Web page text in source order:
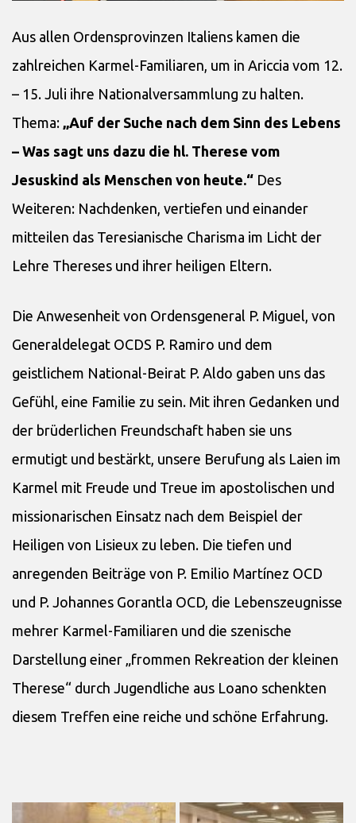
Aus allen Ordensprovinzen Italiens ka­men die
zahlreichen Karmel-Familiaren, um in Ariccia vom 12.
– 15. Juli ihre Nationalver­sammlung zu halten.
Thema: „Auf der Suche nach dem Sinn des Lebens
– Was sagt uns dazu die hl. Therese vom
Jesuskind als Menschen von heute.“ Des
Weiteren: Nach­denken, vertiefen und einander
mitteilen das Teresianische Charisma im Licht der
Lehre Thereses und ihrer heiligen Eltern.
Die Anwesenheit von Ordensgeneral P. Miguel, von
Generaldelegat OCDS P. Ramiro und dem
geistlichem National-Beirat P. Aldo gaben uns das
Gefühl, eine Familie zu sein. Mit ihren Gedanken und
der brüderlichen Freundschaft haben sie uns
ermutigt und be­stärkt, unsere Berufung als Laien im
Karmel mit Freude und Treue im apostolischen und
missionarischen Einsatz nach dem Beispiel der
Heiligen von Lisieux zu leben. Die tiefen und
anregenden Beiträge von P. Emilio Martínez OCD
und P. Johannes Gorantla OCD, die Le­benszeugnisse
mehrer Karmel-Familiaren und die szenische
Darstellung einer „frommen Re­kreation der kleinen
Therese“ durch Jugendli­che aus Loano schenkten
diesem Treffen eine reiche und schöne Erfahrung.